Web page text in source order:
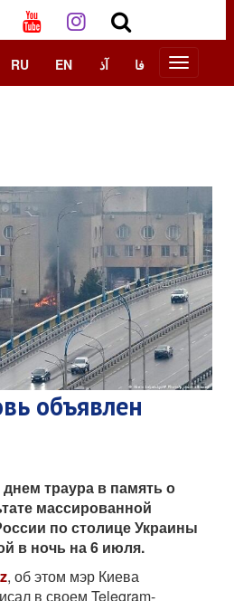
RU EN آذ فا
объявлен
траура в память о
массированной
по столице Украины
в ночь на 6 июля.
, об этом мэр Киева
в своем Telegram-